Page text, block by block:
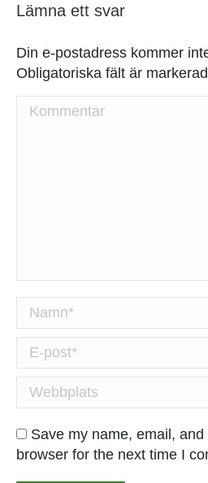
Lämna ett svar
Din e-postadress kommer
Obligatoriska fält är
Kommentar
Namn *
E-post *
Webbplats
Save my name, email,
browser for the next time I